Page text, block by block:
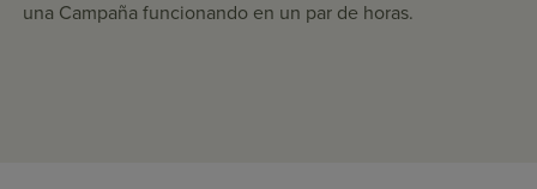
una Campaña funcionando en un par de horas.